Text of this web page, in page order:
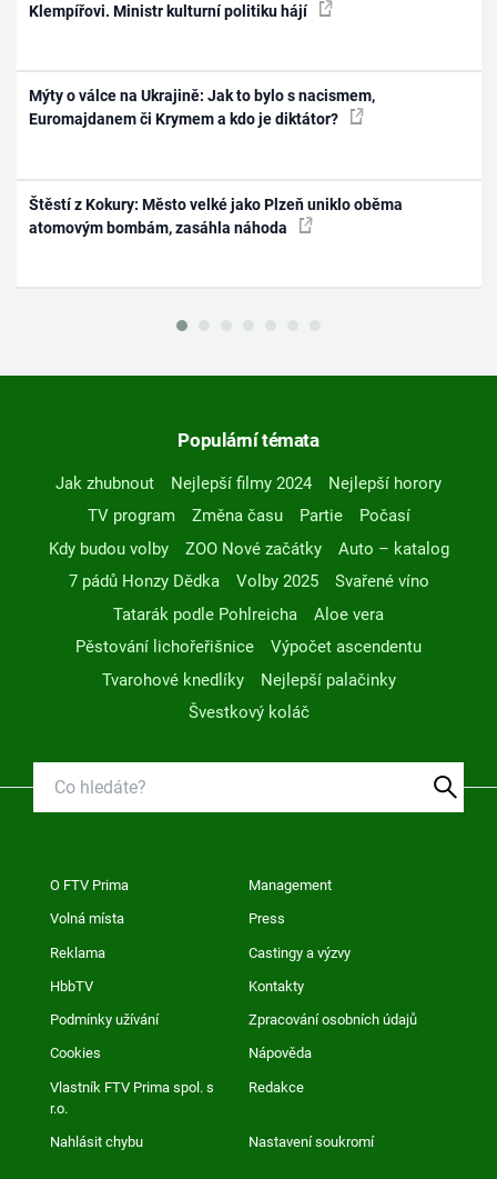
Klempířovi. Ministr kulturní politiku hájí
Mýty o válce na Ukrajině: Jak to bylo s nacismem,
Euromajdanem či Krymem a kdo je diktátor?
Štěstí z Kokury: Město velké jako Plzeň uniklo oběma
atomovým bombám, zasáhla náhoda
Populární témata
Jak zhubnout Nejlepší filmy 2024
Nejlepší horory
TV program
Změna času Partie
Počasí
Kdy budou volby
ZOO Nové začátky
Auto – katalog
7 pádů Honzy Dědka
Volby 2025
Svařené víno
Tatarák podle Pohlreicha
Aloe vera
Pěstování lichořeřišnice
Výpočet ascendentu
Tvarohové knedlíky
Nejlepší palačinky
Švestkový koláč
O FTV Prima Management
Volná místa Press
Reklama Castingy a výzvy
HbbTV Kontakty
Podmínky užívání Zpracování osobních údajů
Cookies Nápověda
Vlastník FTV Prima spol. s
r.o.
Redakce
Nahlásit chybu Nastavení soukromí